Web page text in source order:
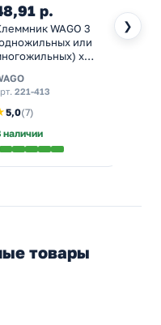
❯
р.
WAGO 3
или
х
221-413
5,0(7)
наличии
товары